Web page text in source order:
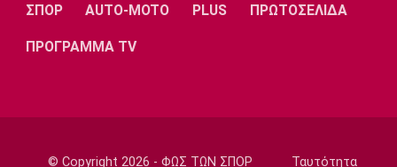
Ίντερ
Ντόρτμουντ
Ζερμέν
ΣΠΟΡ AUTO-MOTO PLUS ΠΡΩΤΟΣΕΛΙΔΑ
ΠΡΟΓΡΑΜΜΑ TV
© Copyright 2026 - ΦΩΣ ΤΩΝ ΣΠΟΡ Ταυτότητα